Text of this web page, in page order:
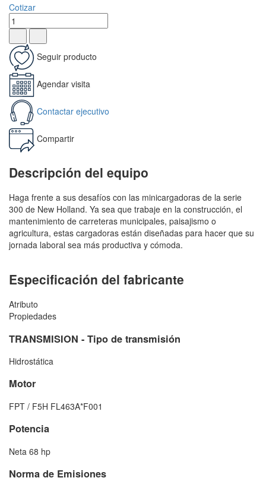
Cotizar
Seguir producto
Agendar visita
Contactar ejecutivo
Compartir
Descripción del equipo
Haga frente a sus desafíos con las minicargadoras de la serie
300 de New Holland. Ya sea que trabaje en la construcción, el
mantenimiento de carreteras municipales, paisajismo o
agricultura, estas cargadoras están diseñadas para hacer que su
jornada laboral sea más productiva y cómoda.
Especificación del fabricante
Atributo
Propiedades
TRANSMISION - Tipo de transmisión
Hidrostática
Motor
FPT / F5H FL463A*F001
Potencia
Neta 68 hp
Norma de Emisiones